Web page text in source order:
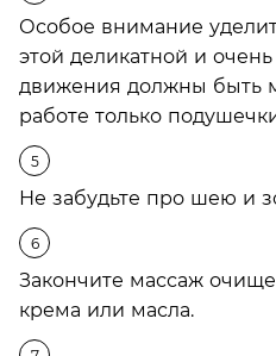
Особое внимание
этой деликатной и
движения должны быть
работе только
Не забудьте про шею и
Закончите массаж
крема или масла.